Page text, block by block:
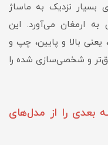
بسیار نزدیک به ماساژ
به ارمغان می‌آورد. این
بالا و پایین، چپ و
و شخصی‌سازی شده را
بعدی را از مدل‌های